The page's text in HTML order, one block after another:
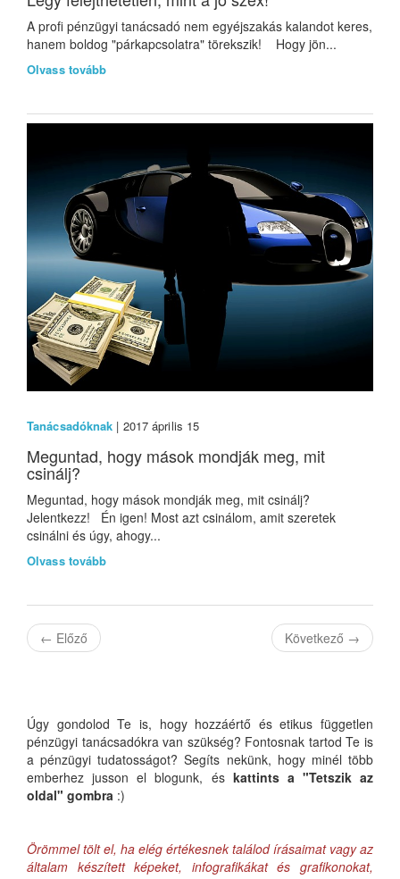
A profi pénzügyi tanácsadó nem egyéjszakás kalandot keres,
hanem boldog "párkapcsolatra" törekszik! Hogy jön...
Olvass tovább
Tanácsadóknak | 2017 április 15
Meguntad, hogy mások mondják meg, mit
csinálj?
Meguntad, hogy mások mondják meg, mit csinálj?
Jelentkezz! Én igen! Most azt csinálom, amit szeretek
csinálni és úgy, ahogy...
Olvass tovább
← Előző Következő →
Úgy gondolod Te is, hogy hozzáértő és etikus független
pénzügyi tanácsadókra van szükség? Fontosnak tartod Te is
a pénzügyi tudatosságot? Segíts nekünk, hogy minél több
emberhez jusson el blogunk, és kattints a "Tetszik az
oldal" gombra :)
Örömmel tölt el, ha elég értékesnek találod írásaimat vagy az
általam készített képeket, infografikákat és grafikonokat,